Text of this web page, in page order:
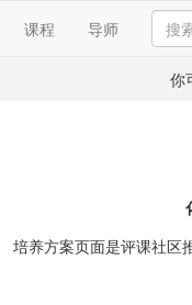
课程 导师
你
培养方案页面是评课社区